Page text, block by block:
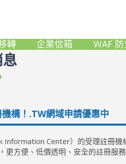
轉 企業信箱 WAF
構！.TW網域申請優惠中
Center）的受理註冊機
更方便、低價透明、安全的註冊服務